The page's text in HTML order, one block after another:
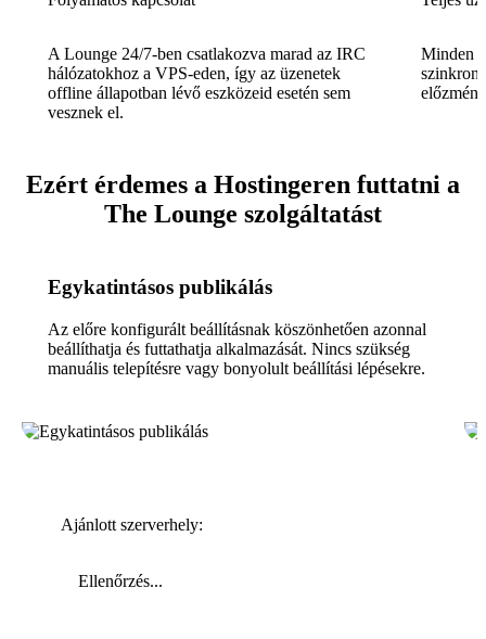
A Lounge 24/7-ben csatlakozva marad az IRC
hálózatokhoz a VPS-eden, így az üzenetek
offline állapotban lévő eszközeid esetén sem
vesznek el.
Minden
Ezért érdemes a Hostingeren futtatni a
The Lounge szolgáltatást
Egykatintásos publikálás
Az előre konfigurált beállításnak köszönhetően azonnal
beállíthatja és futtathatja alkalmazását. Nincs szükség
manuális telepítésre vagy bonyolult beállítási lépésekre.
Ajánlott szerverhely:
Ellenőrzés...